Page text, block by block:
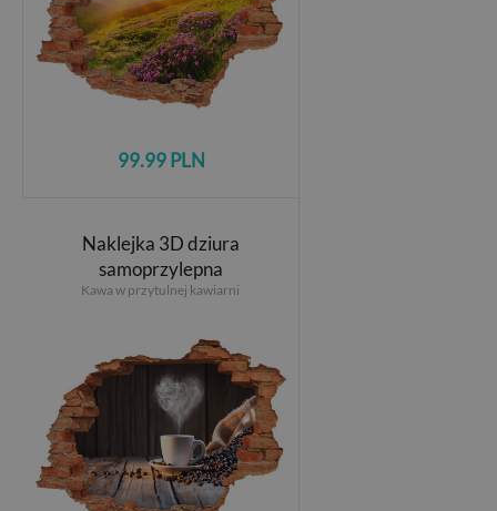
99.99 PLN
Naklejka 3D dziura
samoprzylepna
Kawa w przytulnej kawiarni